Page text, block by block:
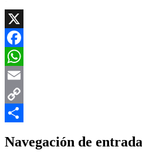
X
Facebook
WhatsApp
Email
Copy
Navegación de